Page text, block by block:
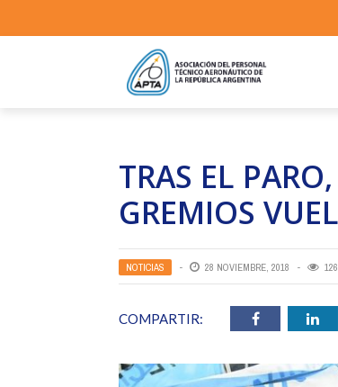
TRAS EL
GREMIOS
NOTICIAS 28 NOVIEMBRE, 2018
COMPARTIR: